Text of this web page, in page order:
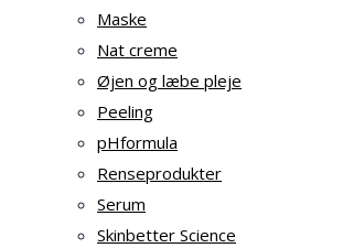
Maske
Nat creme
Øjen og læbe pleje
Peeling
pHformula
Renseprodukter
Serum
Skinbetter Science